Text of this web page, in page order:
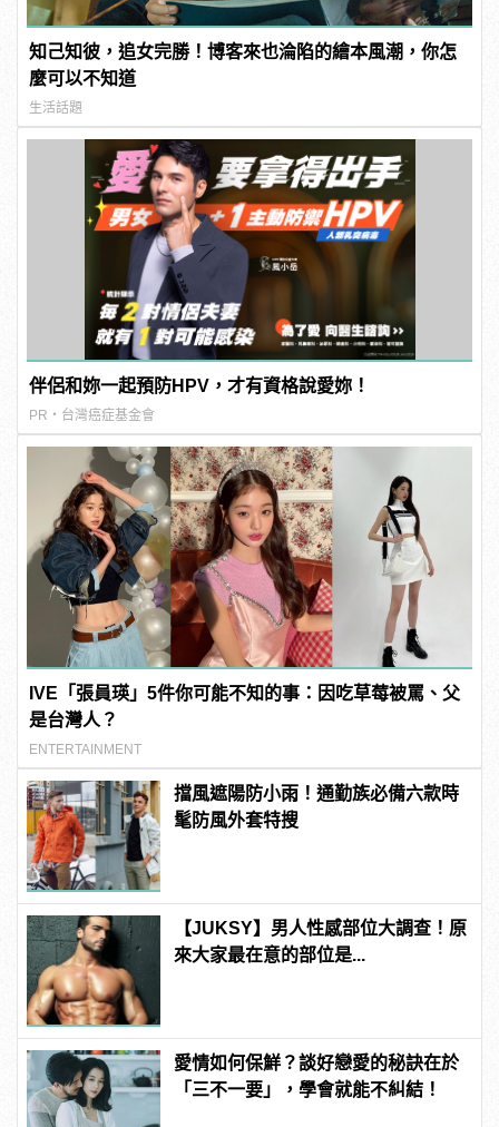
知己知彼，追女完勝！博客來也淪陷的繪本風潮，你怎
麼可以不知道
生活話題
伴侶和妳一起預防HPV，才有資格說愛妳！
PR・台灣癌症基金會
IVE「張員瑛」5件你可能不知的事：因吃草莓被罵、父
是台灣人？
ENTERTAINMENT
擋風遮陽防小雨！通勤族必備六款時
髦防風外套特搜
【JUKSY】男人性感部位大調查！原
來大家最在意的部位是...
愛情如何保鮮？談好戀愛的秘訣在於
「三不一要」，學會就能不糾結！